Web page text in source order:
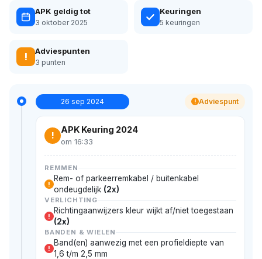
APK geldig tot
3 oktober 2025
Keuringen
5 keuringen
! Adviespunten
3 punten
26 sep 2024 ! Adviespunt
!
APK Keuring 2024
om 16:33
REMMEN
!
Rem- of parkeerremkabel / buitenkabel
ondeugdelijk (2x)
VERLICHTING
!
Richtingaanwijzers kleur wijkt af/niet toegestaan
(2x)
BANDEN & WIELEN
!
Band(en) aanwezig met een profieldiepte van
1,6 t/m 2,5 mm